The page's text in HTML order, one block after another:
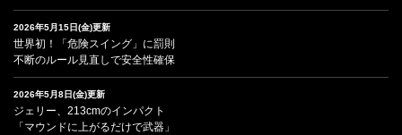
2026年5月15日(金)更新
世界初！「危険スイング」に罰則
不断のルール見直しで安全性確保
2026年5月8日(金)更新
ジェリー、213cmのインパクト
「マウンドに上がるだけで武器」